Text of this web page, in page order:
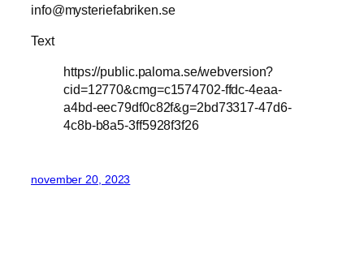
info@mysteriefabriken.se
Text
https://public.paloma.se/webversion?
cid=12770&cmg=c1574702-ffdc-4eaa-
a4bd-eec79df0c82f&g=2bd73317-47d6-
4c8b-b8a5-3ff5928f3f26
november 20, 2023